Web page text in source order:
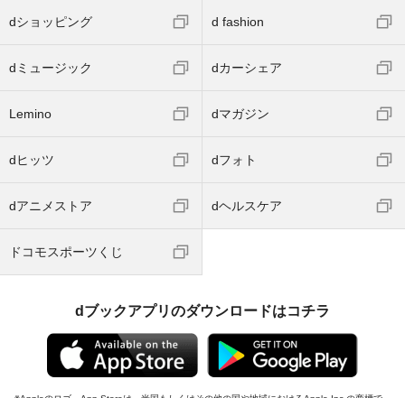
dショッピング d fashion
dミュージック dカーシェア
Lemino dマガジン
dヒッツ dフォト
dアニメストア dヘルスケア
ドコモスポーツくじ
dブックアプリのダウンロードはコチラ